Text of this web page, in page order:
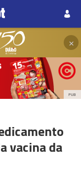
×
PUB
vacina da